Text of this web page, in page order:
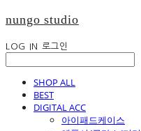
nungo studio
LOG IN 로그인
SHOP ALL
BEST
DIGITAL ACC
아이패드케이스